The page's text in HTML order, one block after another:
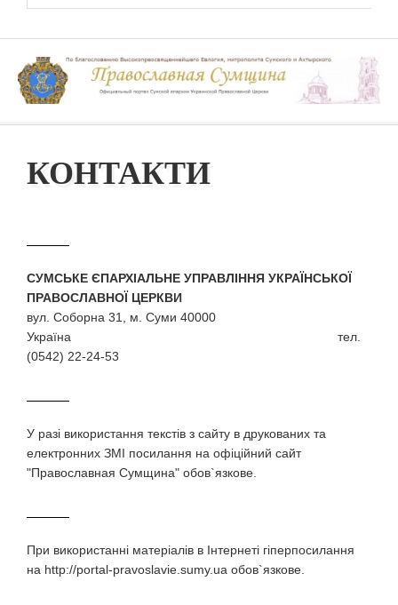
КОНТАКТИ
СУМСЬКЕ ЄПАРХІАЛЬНЕ УПРАВЛІННЯ УКРАЇНСЬКОЇ
ПРАВОСЛАВНОЇ ЦЕРКВИ
вул. Соборна 31, м. Суми 40000
Україна тел.
(0542) 22-24-53
У разi використання текстiв з сайту в друкованих та
електронних ЗМI посилання на офіційний сайт
"Православная Сумщина" обов`язкове.
При використаннi матерiалiв в Iнтернетi гiперпосилання
на http://portal-pravoslavie.sumy.ua обов`язкове.